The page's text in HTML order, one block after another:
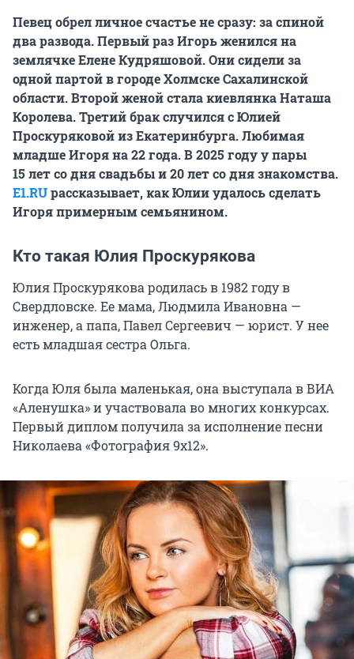
Певец обрел личное счастье не сразу: за спиной
два развода. Первый раз Игорь женился на
землячке Елене Кудряшовой. Они сидели за
одной партой в городе Холмске Сахалинской
области. Второй женой стала киевлянка Наташа
Королева. Третий брак случился с Юлией
Проскуряковой из Екатеринбурга. Любимая
младше Игоря на 22 года. В 2025 году у пары
15 летсо дня свадьбы и 20 лет со дня знакомства.
E1.RUрассказывает, как Юлии удалось сделать
Игоря примерным семьянином.
Кто такая Юлия Проскурякова
Юлия Проскурякова родилась в 1982 году в
Свердловске. Ее мама, Людмила Ивановна —
инженер, а папа, Павел Сергеевич — юрист. У нее
есть младшая сестра Ольга.
Когда Юля была маленькая, она выступала в ВИА
«Аленушка» и участвовала во многих конкурсах.
Первый диплом получила за исполнение песни
Николаева «Фотография 9х12».